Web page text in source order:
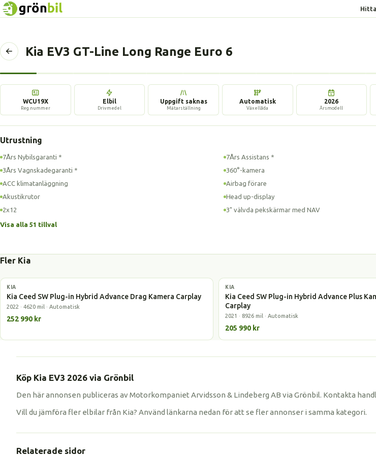
Tillbaka
föregående
sida
Kia EV3 GT-Line Long Range Euro 6
WCU19X
Reg.nummer
Elbil
Drivmedel
Uppgift saknas
Mätarställning
Automatisk
Växellåda
2026
Årsmodell
Utrustning
7Års Nybilsgaranti *
7Års Assistans *
3Års Vagnskadegaranti *
360°-kamera
ACC klimatanläggning
Airbag förare
Akustikrutor
Head up-display
2x12
3" välvda pekskärmar med NAV
Visa alla 51 tillval
Fler Kia
Laddhybrid
KIA
Kia Ceed SW Plug-in Hybrid Advance Drag Kamera Carplay
2022 · 4620 mil · Automatisk
252 990 kr
Laddhybrid
KIA
Kia Ceed SW Plug-in Hybrid Advance Plus
Carplay
2021 · 8926 mil · Automatisk
205 990 kr
Köp Kia EV3 2026 via Grönbil
Den här annonsen publiceras av Motorkompaniet Arvidsson & Lindeberg AB via Grönbil. Kontakta
Vill du jämföra fler elbilar från Kia? Använd länkarna nedan för att se fler annonser i samma kategori.
Relaterade sidor